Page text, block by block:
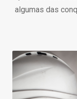
algumas das